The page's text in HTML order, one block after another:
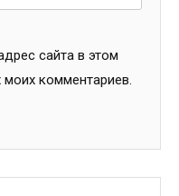
сайта в этом
комментариев.